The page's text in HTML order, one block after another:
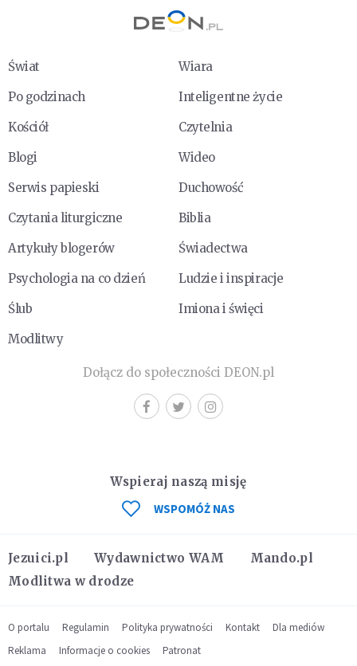
Świat
Wiara
Po godzinach
Inteligentne życie
Kościół
Czytelnia
Blogi
Wideo
Serwis papieski
Duchowość
Czytania liturgiczne
Biblia
Artykuły blogerów
Świadectwa
Psychologia na co dzień
Ludzie i inspiracje
Ślub
Imiona i święci
Modlitwy
Dołącz do społeczności DEON.pl
Jezuici.pl Wydawnictwo WAM
Mando.pl
Modlitwa w drodze
Wspieraj naszą misję
WSPOMÓŻ NAS
O portalu Regulamin Polityka prywatności Kontakt
Dla mediów
Reklama
Informacje o cookies Patronat